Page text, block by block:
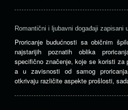
Romantični i ljubavni događaji zapisani
Proricanje budućnosti sa običnim
najstarijih poznatih oblika
specifično značenje, koje se koristi za
a u zavisnosti od samog
otkrivaju različite aspekte prošlosti,